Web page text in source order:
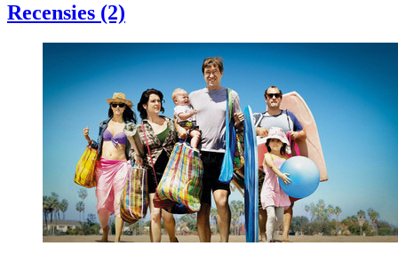
Recensies (2)